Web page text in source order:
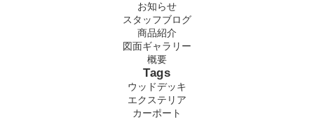
お知らせ
スタッフブログ
商品紹介
図面ギャラリー
概要
Tags
ウッドデッキ
エクステリア
カーポート